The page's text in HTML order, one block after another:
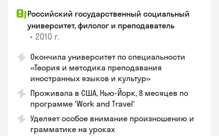
Российский государственный социальный
университет, филолог и преподаватель
• 2010 г.
Окончила университет по специальности
«Теория и методика преподавания
иностранных языков и культур»
Проживала в США, Нью-Йорк, 8 месяцев по
программе 'Work and Travel'
Уделяет особое внимание произношению и
грамматике на уроках